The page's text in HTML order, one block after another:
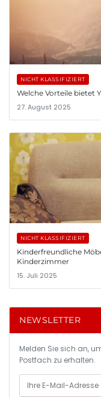
NICHT KLASSIFIZIERT
Welche Vorteile bietet
27. August 2025
NICHT KLASSIFIZIERT
Kinderfreundliche
Kinderzimmer
15. Juli 2025
NEWSLETTER
Melden Sie sich an,
Postfach zu erhalten.